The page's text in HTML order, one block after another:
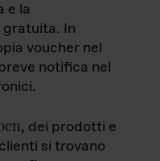
e la
In
voucher nel
notifica nel
, dei prodotti e
si trovano